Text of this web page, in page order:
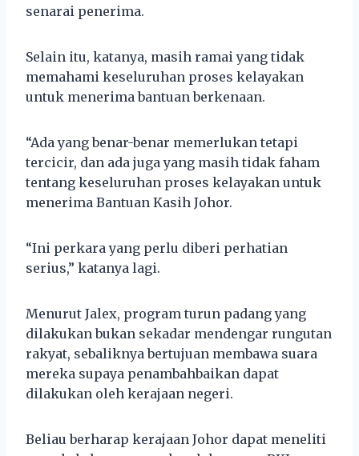
senarai penerima.
Selain itu, katanya, masih ramai yang tidak
memahami keseluruhan proses kelayakan
untuk menerima bantuan berkenaan.
“Ada yang benar-benar memerlukan tetapi
tercicir, dan ada juga yang masih tidak faham
tentang keseluruhan proses kelayakan untuk
menerima Bantuan Kasih Johor.
“Ini perkara yang perlu diberi perhatian
serius,” katanya lagi.
Menurut Jalex, program turun padang yang
dilakukan bukan sekadar mendengar rungutan
rakyat, sebaliknya bertujuan membawa suara
mereka supaya penambahbaikan dapat
dilakukan oleh kerajaan negeri.
Beliau berharap kerajaan Johor dapat meneliti